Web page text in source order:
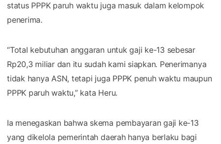
status PPPK paruh waktu juga masuk dalam kelompok
penerima.
“Total kebutuhan anggaran untuk gaji ke-13 sebesar
Rp20,3 miliar dan itu sudah kami siapkan. Penerimanya
tidak hanya ASN, tetapi juga PPPK penuh waktu maupun
PPPK paruh waktu,” kata Heru.
Ia menegaskan bahwa skema pembayaran gaji ke-13
yang dikelola pemerintah daerah hanya berlaku bagi